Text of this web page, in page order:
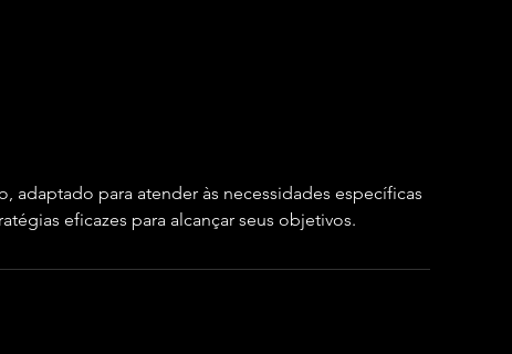
adaptado para atender às necessidades específicas
eficazes para alcançar seus objetivos.